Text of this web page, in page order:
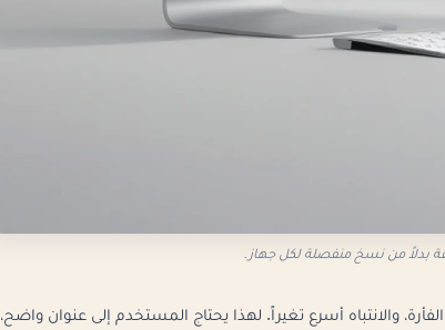
بدلاً من نسخ منفصلة لكل جهاز.
والانتباه أسرع تغيراً. لهذا يحتاج المستخدم إلى عنوان واضح،